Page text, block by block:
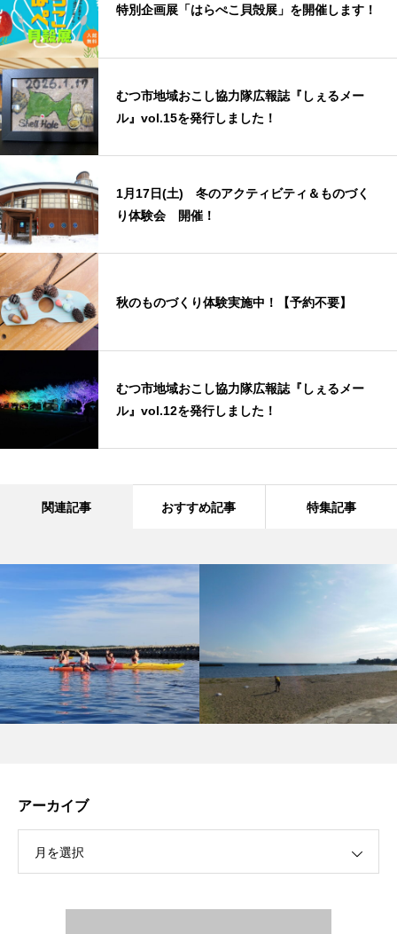
特別企画展「はらぺこ貝殻展」を開催します！
むつ市地域おこし協力隊広報誌『しぇるメー
ル』vol.15を発行しました！
1月17日(土) 冬のアクティビティ＆ものづく
り体験会 開催！
秋のものづくり体験実施中！【予約不要】
むつ市地域おこし協力隊広報誌『しぇるメー
ル』vol.12を発行しました！
関連記事 おすすめ記事 特集記事
アーカイブ
月を選択